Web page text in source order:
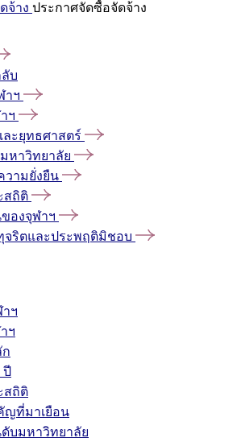
จ้าง ประกาศจัดซื้อจัดจ้าง
บ
าฯ
ฯ
ะยุทธศาสตร์
หาวิทยาลัย
วามยั่งยืน
สถิติ
องจุฬาฯ
จริตและประพฤติมิชอบ
ฯ
ฯ
ปี
สถิติ
ญที่มาเยือน
บมหาวิทยาลัย